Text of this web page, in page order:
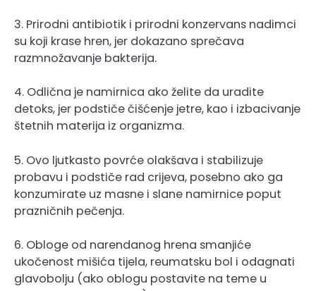
3. Prirodni antibiotik i prirodni konzervans nadimci
su koji krase hren, jer dokazano sprečava
razmnožavanje bakterija.
4. Odlična je namirnica ako želite da uradite
detoks, jer podstiče čišćenje jetre, kao i izbacivanje
štetnih materija iz organizma.
5. Ovo ljutkasto povrće olakšava i stabilizuje
probavu i podstiče rad crijeva, posebno ako ga
konzumirate uz masne i slane namirnice poput
prazničnih pečenja.
6. Obloge od narendanog hrena smanjiće
ukočenost mišića tijela, reumatsku bol i odagnati
glavobolju (ako oblogu postavite na teme u